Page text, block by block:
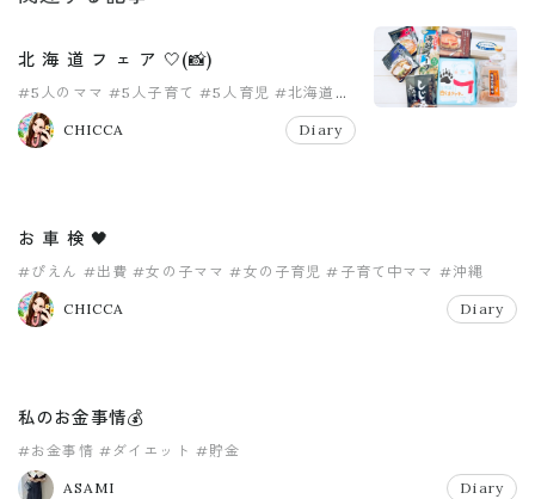
北 海 道 フ ェ ア 🤍(📸)
#5人のママ #5人子育て #5人育児 #北海道
#北海道フェア
CHICCA
Diary
お 車 検 🖤
#ぴえん #出費 #女の子ママ #女の子育児 #子育て中ママ #沖縄
CHICCA Diary
私のお金事情💰
#お金事情 #ダイエット #貯金
ASAMI Diary